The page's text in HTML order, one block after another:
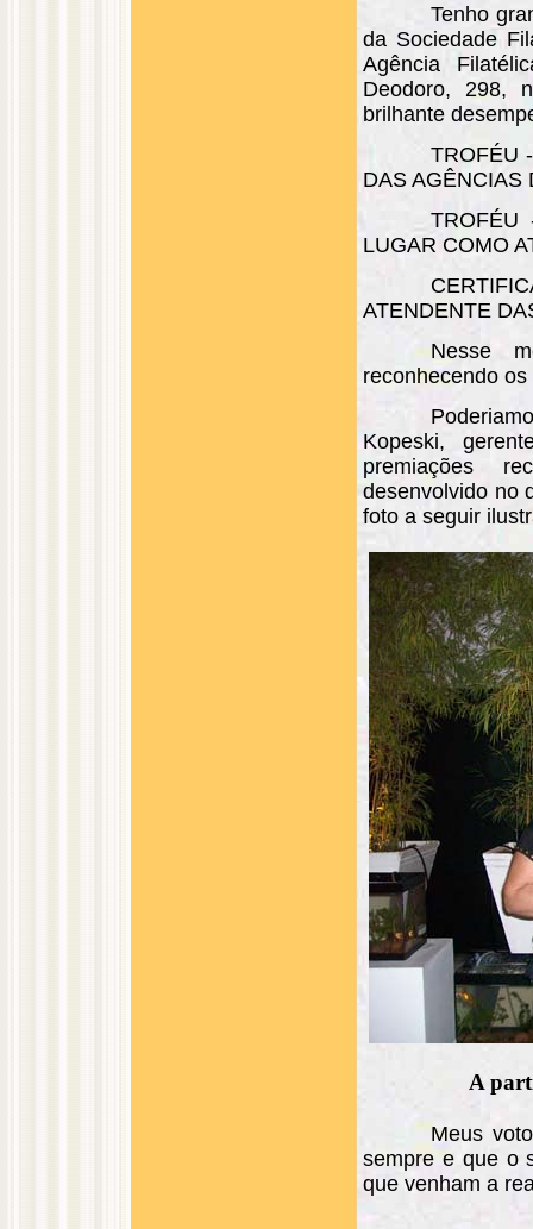
Tenho
da Sociedade
Agência
Deodoro, 298,
brilhante
TROFÉU
DAS AGÊNCIAS
TROFÉU
LUGAR COMO
ATENDENTE
Nesse
reconhecendo
Kopeski,
premiações
desenvolvido no
foto a seguir
A
Meus
sempre e que o
que venham a